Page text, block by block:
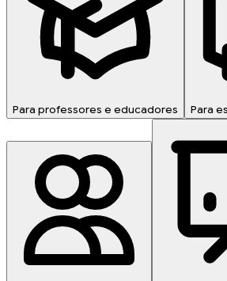
Para professores e educadores Para